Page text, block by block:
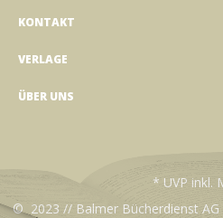
KONTAKT
VERLAGE
ÜBER UNS
* UVP inkl.
© 2023 // Balmer Bücherdienst